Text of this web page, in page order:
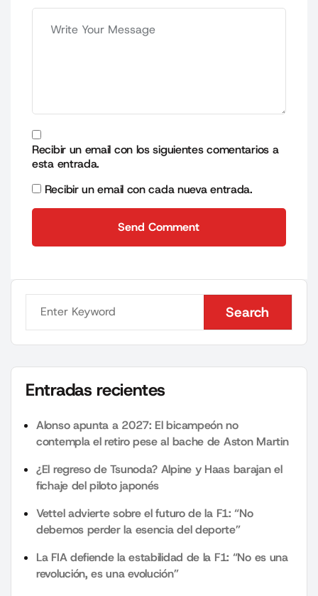
Recibir un email con los siguientes comentarios a
esta entrada.
Recibir un email con cada nueva entrada.
Send Comment
Search
Search
Entradas recientes
Alonso apunta a 2027: El bicampeón no
contempla el retiro pese al bache de Aston Martin
¿El regreso de Tsunoda? Alpine y Haas barajan el
fichaje del piloto japonés
Vettel advierte sobre el futuro de la F1: “No
debemos perder la esencia del deporte”
La FIA defiende la estabilidad de la F1: “No es una
revolución, es una evolución”